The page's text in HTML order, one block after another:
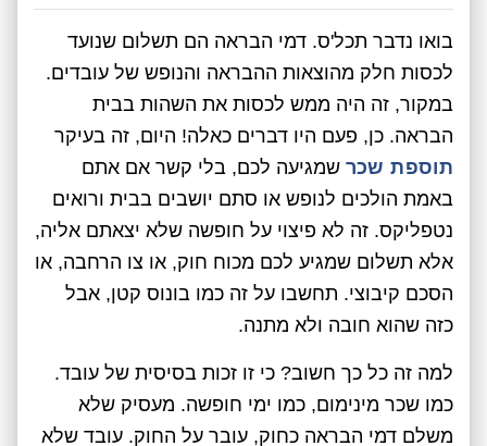
בואו נדבר תכל'ס. דמי הבראה הם תשלום שנועד
לכסות חלק מהוצאות ההבראה והנופש של עובדים.
במקור, זה היה ממש לכסות את השהות בבית
הבראה. כן, פעם היו דברים כאלה! היום, זה בעיקר
תוספת שכר שמגיעה לכם, בלי קשר אם אתם
באמת הולכים לנופש או סתם יושבים בבית ורואים
נטפליקס. זה לא פיצוי על חופשה שלא יצאתם אליה,
אלא תשלום שמגיע לכם מכוח חוק, או צו הרחבה, או
הסכם קיבוצי. תחשבו על זה כמו בונוס קטן, אבל
כזה שהוא חובה ולא מתנה.
למה זה כל כך חשוב? כי זו זכות בסיסית של עובד.
כמו שכר מינימום, כמו ימי חופשה. מעסיק שלא
משלם דמי הבראה כחוק, עובר על החוק. עובד שלא